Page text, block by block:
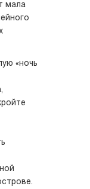
мала
«ночь